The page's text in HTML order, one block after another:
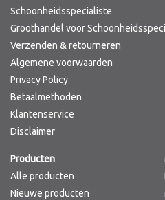
PCA SKINCARE
Ekseption Skincare
Blog
Schoonheidsspecialiste
Groothandel voor
Verzenden & retourneren
Algemene voorwaarden
Privacy Policy
Betaalmethoden
Klantenservice
Disclaimer
Producten
Alle producten
Nieuwe producten